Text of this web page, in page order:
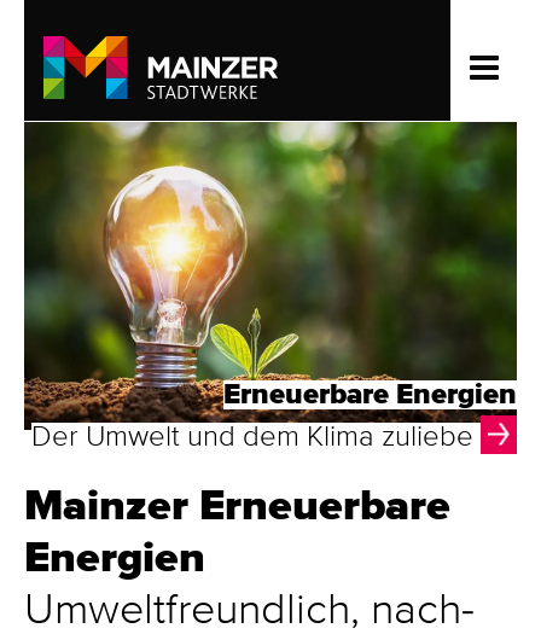
Erneuerbare Energien
Der Umwelt und dem Klima zuliebe
Mainz­er Erneuer­bare
Energien
Umwelt­freundlich, nach­